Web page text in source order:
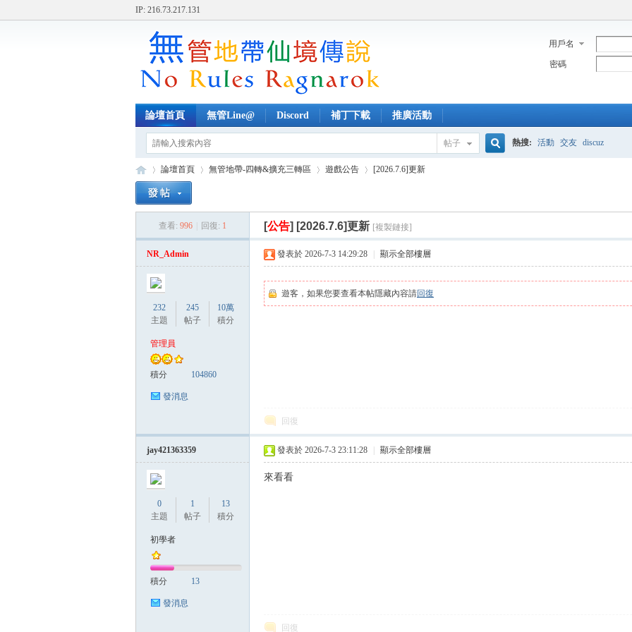
IP: 216.73.217.131
用戶名
密碼
論壇首頁 無管Line@ Discord 補丁下載 推廣活動
帖子 熱搜: 活動 交友 discuz
論壇首頁 無管地帶-四轉&擴充三轉區
›
遊戲公告
›
[2026.7.6]更新
查看: 996 回復: 1 [公告] [2026.7.6]更新 [複製鏈接]
NR_Admin
232
主題
245
帖子
10萬
積分
管理員
積分 104860
發消息
發表於 2026-7-3 14:29:28 顯示全部樓層
遊客，如果您要查看本帖隱藏內容請回復
回復
jay421363359
0
主題
1
帖子
13
積分
初學者
積分 13
發消息
發表於 2026-7-3 23:11:28 顯示全部樓層
來看看
回復